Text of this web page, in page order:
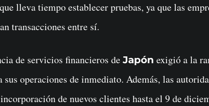
lleva tiempo establecer pruebas, ya que las
transacciones entre sí.
de servicios financieros de Japón exigió a la
operaciones de inmediato. Además, las
de nuevos clientes hasta el 9 de